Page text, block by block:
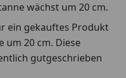
wächst um 20 cm.
ein gekauftes Produkt
um 20 cm. Diese
gutgeschrieben